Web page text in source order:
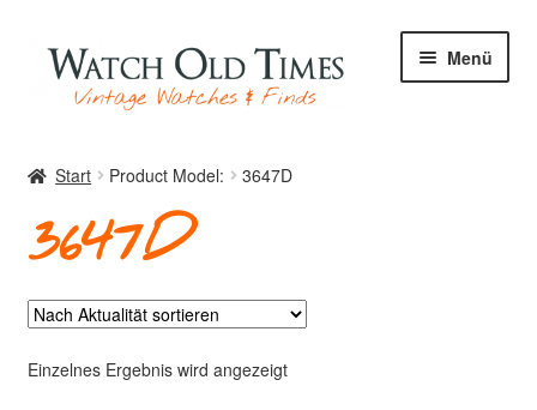
Zur
Navigation
springen
Zum
Inhalt
springen
Menü
Uhren
Start Product Model: 3647D
3647D
Einzelnes Ergebnis wird angezeigt